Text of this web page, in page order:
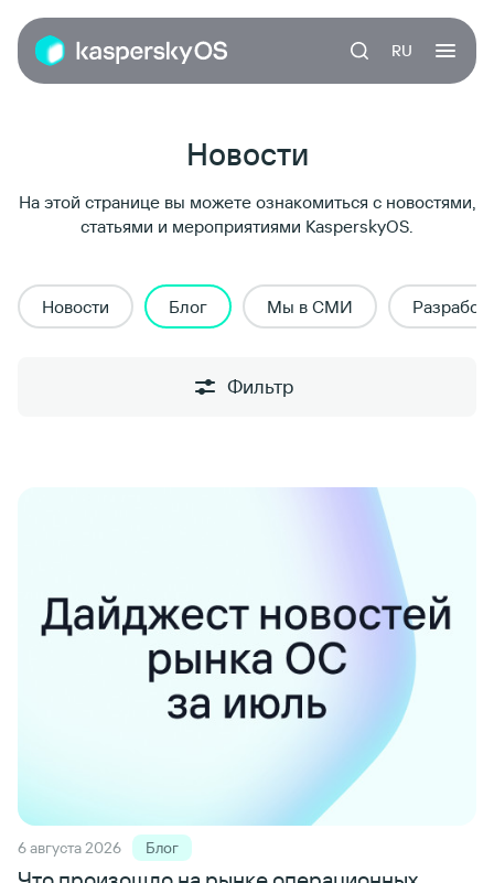
RU
Новости
На этой странице вы можете ознакомиться с новостями,
статьями и мероприятиями KasperskyOS.
Фильтр
Новости Блог Мы в СМИ
6 августа 2026 Блог